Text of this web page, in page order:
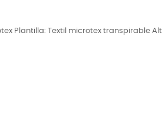
Plantilla: Textil microtex transpirable